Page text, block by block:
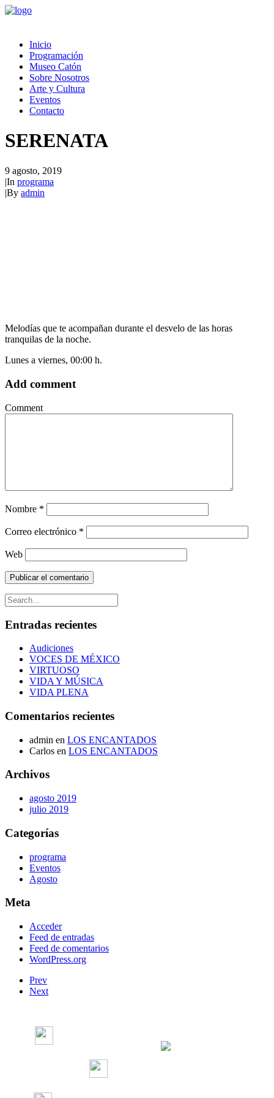
Inicio
Programación
Museo Catón
Sobre Nosotros
Arte y Cultura
Eventos
Contacto
SERENATA
9 agosto, 2019
|In programa
|By admin
Melodías que te acompañan durante el desvelo de las horas
tranquilas de la noche.
Lunes a viernes, 00:00 h.
Add comment
Comment
Nombre *
Correo electrónico *
Web
Entradas recientes
Audiciones
VOCES DE MÉXICO
VIRTUOSO
VIDA Y MÚSICA
VIDA PLENA
Comentarios recientes
admin en LOS ENCANTADOS
Carlos en LOS ENCANTADOS
Archivos
agosto 2019
julio 2019
Categorías
programa
Eventos
Agosto
Meta
Acceder
Feed de entradas
Feed de comentarios
WordPress.org
Prev
Next